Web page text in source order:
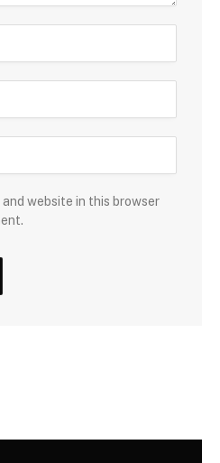
and website in this browser